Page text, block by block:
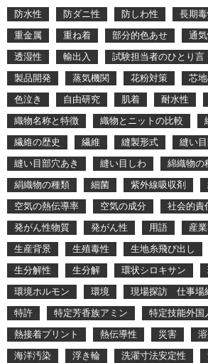
防水性
防ダニ性 防しわ性 長期
重金属
重ね着 部分的色あせ 通
透湿性
輸出入 試験担当者のひとり言
製品開発
蒸気機関 花粉対策
芯
色泣き
自由研究 肌着 耐水性
織物名称と特徴
織物とニットの比較
繊維の歴史
繊維 縫製形式
縫い
縫い目部穴あき
縫い目しわ
綿織物の
絹織物の種類
細菌 紫外線吸収剤
空気の熱伝導率
空気の成分 社会的責
発がん性物質
発がん性 用語 産
生産背景
生殖毒性 生地糸飛び出し
生分解性
生分解 環状シロキサン
環境ホルモン
環境 現場探訪 仕事場
特許
特定芳香族アミン 特定技能外国
熱接着プリント
熱伝導性 災害
海洋汚染
浮き輪 洗濯寸法安定性